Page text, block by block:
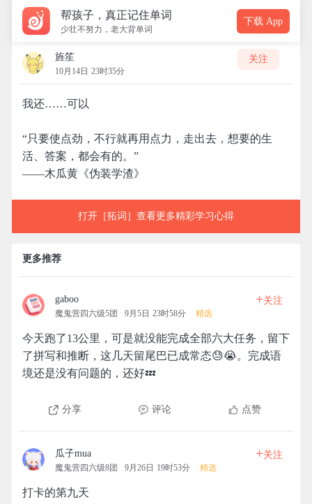
帮孩子，真正记住单词
少壮不努力，老大背单词
下载 App
旌笙
10月14日 23时35分
关注
我还……可以
“只要使点劲，不行就再用点力，走出去，想要的生
活、答案，都会有的。”
——木瓜黄《伪装学渣》
打开［拓词］查看更多精彩学习心得
更多推荐
gaboo
魔鬼营四六级5团 9月5日 23时58分 精选
+关注
今天跑了13公里，可是就没能完成全部六大任务，留下
了拼写和推断，这几天留尾巴已成常态😓😭。完成语
境还是没有问题的，还好💤
分享 评论 点赞
瓜子mua
魔鬼营四六级8团 9月26日 19时53分 精选
+关注
打卡的第九天